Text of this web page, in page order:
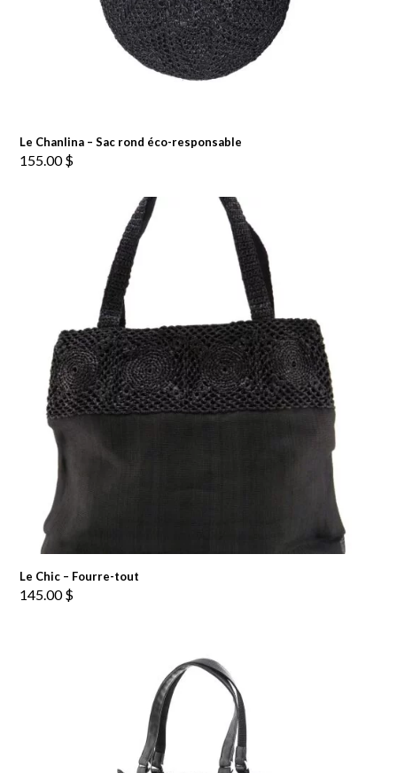
Le Chanlina – Sac rond éco-responsable
155.00$
Le Chic – Fourre-tout
145.00$